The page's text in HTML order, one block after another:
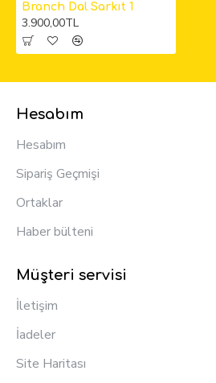
Branch Dal Sarkıt 1
3.900,00TL
Hesabım
Hesabım
Sipariş Geçmişi
Ortaklar
Haber bülteni
Müşteri servisi
İletişim
İadeler
Site Haritası